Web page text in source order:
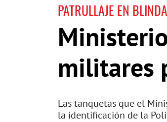
PATRULLAJE EN
militares
Las tanquetas que el
la identificación de la